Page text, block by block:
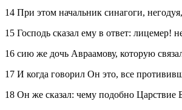
14 При этом начальник синагоги,
15 Господь сказал ему в ответ: лицемер!
16 сию же дочь Авраамову, которую
17 И когда говорил Он это, все
18 Он же сказал: чему подобно Царствие